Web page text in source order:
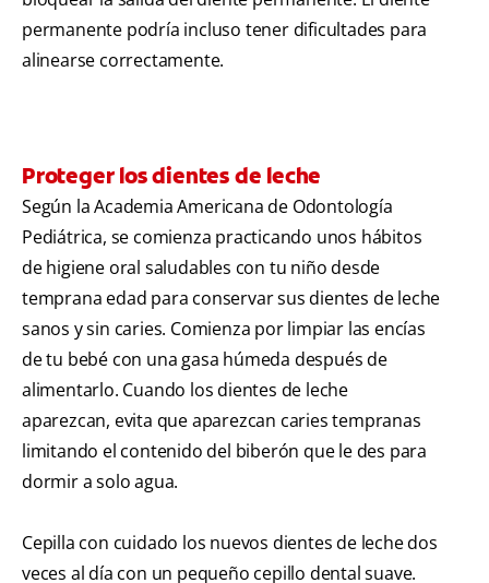
permanente podría incluso tener dificultades para
alinearse correctamente.
Proteger los dientes de leche
Según la Academia Americana de Odontología
Pediátrica, se comienza practicando unos hábitos
de higiene oral saludables con tu niño desde
temprana edad para conservar sus dientes de leche
sanos y sin caries. Comienza por limpiar las encías
de tu bebé con una gasa húmeda después de
alimentarlo. Cuando los dientes de leche
aparezcan, evita que aparezcan caries tempranas
limitando el contenido del biberón que le des para
dormir a solo agua.
Cepilla con cuidado los nuevos dientes de leche dos
veces al día con un pequeño cepillo dental suave.